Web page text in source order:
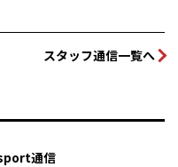
スタッフ通信一覧へ
通信